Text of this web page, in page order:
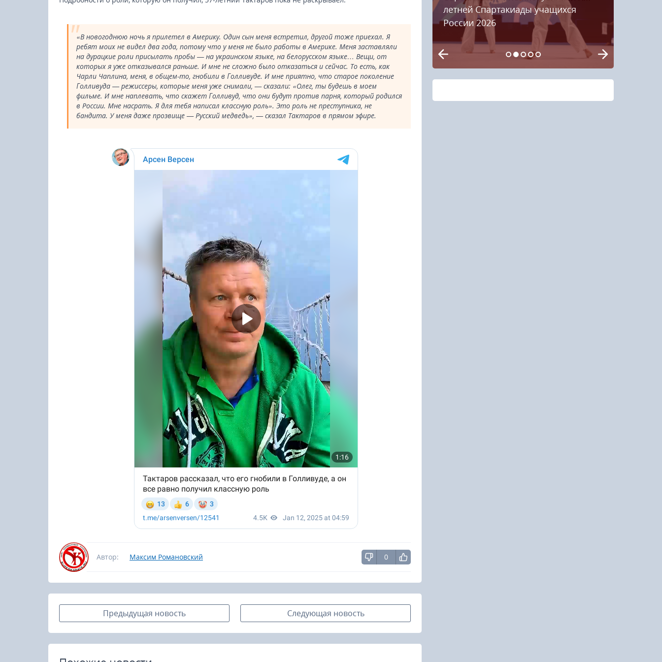
«В новогоднюю ночь я прилетел в Америку. Один сын меня встретил, другой тоже приехал. Я
ребят моих не видел два года, потому что у меня не было работы в Америке. Меня заставляли
на дурацкие роли присылать пробы — на украинском языке, на белорусском языке… Вещи, от
которых я уже отказывался раньше. И мне не сложно было отказаться и сейчас. То есть, как
Чарли Чаплина, меня, в общем-то, гнобили в Голливуде. И мне приятно, что старое поколение
Голливуда — режиссеры, которые меня уже снимали, — сказали: «Олег, ты будешь в моем
фильме. И мне наплевать, что скажет Голливуд, что они будут против парня, который родился
в России. Мне насрать. Я для тебя написал классную роль». Это роль не преступника, не
бандита. У меня даже прозвище — Русский медведь», — сказал Тактаров в прямом эфире.
Автор: Максим Романовский 0
Предыдущая новость Следующая новость
летней Спартакиады учащихся
России 2026